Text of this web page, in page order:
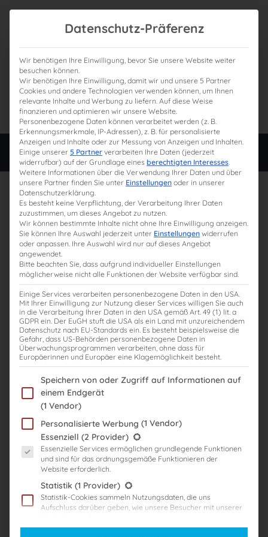
0
Gesamtpreis
0,00 €
30. Juli 2024
Karriere im Steuerrecht fördern: MBA
International Taxation
Prof. Dr. Wolfgang Kessler
MBA International Taxation, Universität Freiburg,
Weiterbildungsstudiengang
fachberater,internationales steuerrecht
Taxation
studiengang
Der Weiterbildungsstudiengang MBA International Taxation der
Universität Freiburg ist weit mehr als nur eine Weiterbildung – er ist
eine Investition in die Zukunft. In der heutigen globalisierten
Wirtschaft ist die Fähigkeit, steuerliche Fragen
grenzüberschreitender Aktivitäten zu verstehen und zu bewältigen,
von entscheidender Bedeutung. Der MBA International Taxation legt
den Grundstein für eine erfolgreiche berufliche Laufbahn […]
Weiterlesen
Datenschutz-Präferenz
Wir benötigen Ihre Einwilligung, bevor Sie unsere Website weiter
besuchen können.
Wir benötigen Ihre Einwilligung, damit wir und unsere 5 Partner
Cookies und andere Technologien verwenden können, um Ihnen
relevante Inhalte und Werbung zu liefern. Auf diese Weise
finanzieren und optimieren wir unsere Website.
Personenbezogene Daten können verarbeitet werden (z. B.
Erkennungsmerkmale, IP-Adressen), z. B. für personalisierte
Anzeigen und Inhalte oder zur Messung von Anzeigen und Inhalten.
Einige unserer 5 Partner verarbeiten Ihre Daten (jederzeit
widerrufbar) auf der Grundlage eines berechtigten Interesses.
Weitere Informationen über die Verwendung Ihrer Daten und über
unsere Partner finden Sie unter Einstellungen oder in unserer
Datenschutzerklärung.
Es besteht keine Verpflichtung, der Verarbeitung Ihrer Daten
zuzustimmen, um dieses Angebot zu nutzen.
Wir können bestimmte Inhalte nicht ohne Ihre Einwilligung anzeigen.
Sie können Ihre Auswahl jederzeit unter Einstellungen widerrufen
oder anpassen. Ihre Auswahl wird nur auf dieses Angebot
angewendet.
Bitte beachten Sie, dass aufgrund individueller Einstellungen
möglicherweise nicht alle Funktionen der Website verfügbar sind.
Einige Services verarbeiten personenbezogene Daten in den USA.
Mit Ihrer Einwilligung zur Nutzung dieser Services willigen Sie auch
in die Verarbeitung Ihrer Daten in den USA gemäß Art. 49 (1) lit. a
GDPR ein. Der EuGH stuft die USA als ein Land mit unzureichendem
Datenschutz nach EU-Standards ein. Es besteht beispielsweise die
Gefahr, dass US-Behörden personenbezogene Daten in
Überwachungsprogrammen verarbeiten, ohne dass für
Europäerinnen und Europäer eine Klagemöglichkeit besteht.
Im Folgenden finden Sie eine Liste der Zwecke des IAB
Speichern von oder Zugriff auf Informationen auf
einem Endgerät
(1 Vendor)
Personalisierte Werbung (1 Vendor)
Es folgt eine Liste der Service-Gruppen, für die eine Einwilligung
Essenziell (2 Provider)
Essenzielle Services ermöglichen grundlegende Funktionen
und sind für das ordnungsgemäße Funktionieren der
Website erforderlich.
Statistik (1 Provider)
Statistik-Cookies sammeln Nutzungsdaten, die uns
Aufschluss darüber geben, wie unsere Besucher mit unserer